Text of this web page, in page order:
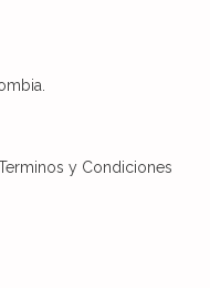
y Condiciones